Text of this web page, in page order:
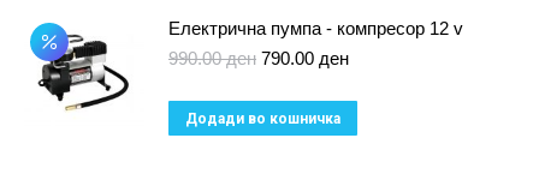
Електрична пумпа - компресор 12 v
990.00ден Original
was:
990.00 ден.
790.00 денCurrent
is:
Додади во кошничка